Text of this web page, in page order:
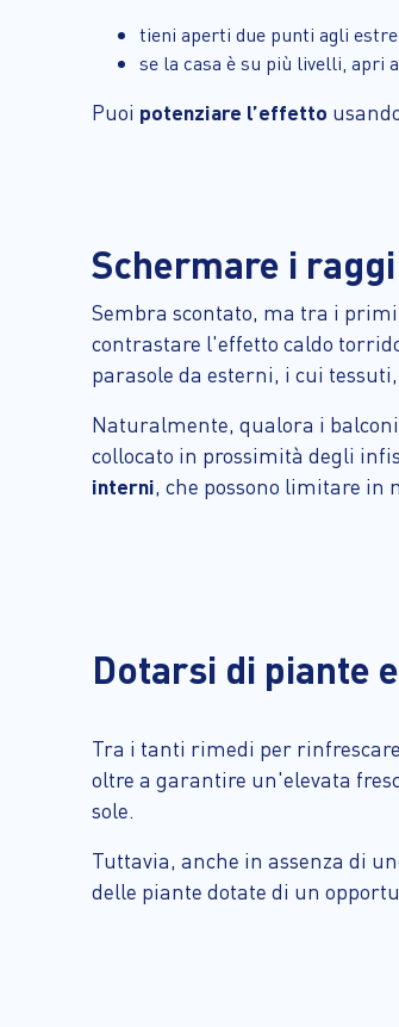
tieni aperti due punti agli
se la casa è su più livelli, apri
Puoi potenziare l’effetto
Schermare i
Sembra scontato, ma tra i primi
contrastare l'effetto caldo
parasole da esterni, i cui
Naturalmente, qualora i balconi
collocato in prossimità degli
interni, che possono limitare in
Dotarsi di piante
Tra i tanti rimedi per
oltre a garantire un'elevata
sole.
Tuttavia, anche in assenza di
delle piante dotate di un